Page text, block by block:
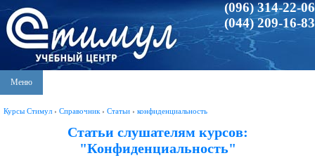
(096) 314-22-06
(044) 209-16-83
Меню
Курсы Стимул › Справочник › Статьи › конфиденциальность
Статьи слушателям курсов:
"Конфиденциальность"